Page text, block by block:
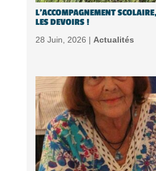
L’ACCOMPAGNEMENT
LES DEVOIRS !
28 Juin, 2026 | Actualités